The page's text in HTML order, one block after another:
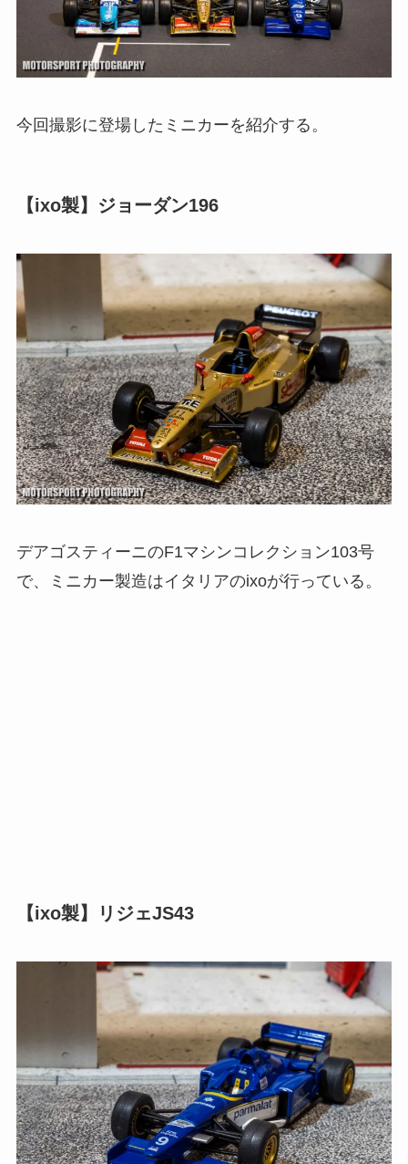
今回撮影に登場したミニカーを紹介する。
【ixo製】ジョーダン196
デアゴスティーニのF1マシンコレクション103号
で、ミニカー製造はイタリアのixoが行っている。
【ixo製】リジェJS43